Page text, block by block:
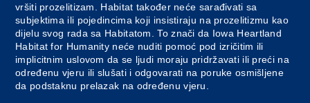
vršiti prozelitizam. Habitat također neće sarađivati sa
subjektima ili pojedincima koji insistiraju na prozelitizmu kao
dijelu svog rada sa Habitatom. To znači da Iowa Heartland
Habitat for Humanity neće nuditi pomoć pod izričitim ili
implicitnim uslovom da se ljudi moraju pridržavati ili preći na
određenu vjeru ili slušati i odgovarati na poruke osmišljene
da podstaknu prelazak na određenu vjeru.